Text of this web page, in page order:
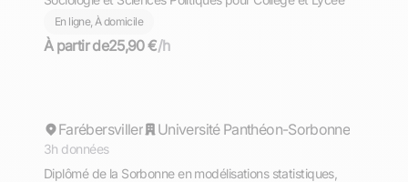
En ligne, À domicile
À partir de25,90 €/h
Répond rapidement
Farébersviller Université Panthéon-Sorbonne
3h données
Diplômé de la Sorbonne en modélisations statistiques,